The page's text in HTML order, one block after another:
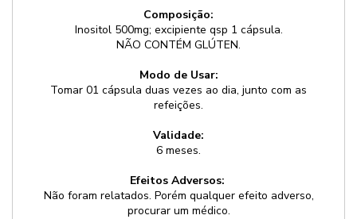
Composição:
Inositol 500mg; excipiente qsp 1 cápsula.
NÃO CONTÉM GLÚTEN.
Modo de Usar:
Tomar 01 cápsula duas vezes ao dia, junto com as
refeições.
Validade:
6 meses.
Efeitos Adversos:
Não foram relatados. Porém qualquer efeito adverso,
procurar um médico.